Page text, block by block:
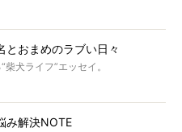
とおまめのラブい日々
犬ライフ”エッセイ。
み解決NOTE